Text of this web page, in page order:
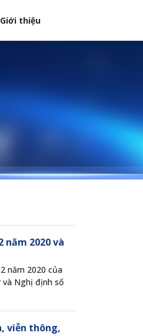
Giới thiệu
năm 2020 và
năm 2020 của
Nghị định số
viễn thông,